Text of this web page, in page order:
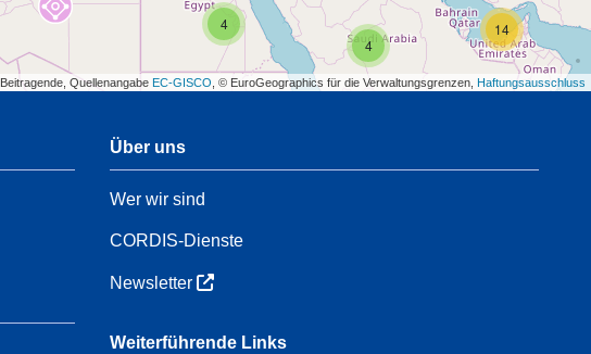
14
4
4
Beitragende, Quellenangabe EC-GISCO , © EuroGeographics für die Verwaltungsgrenzen, Haftungsausschluss
Über uns
Wer wir sind
CORDIS-Dienste
Newsletter
Weiterführende Links